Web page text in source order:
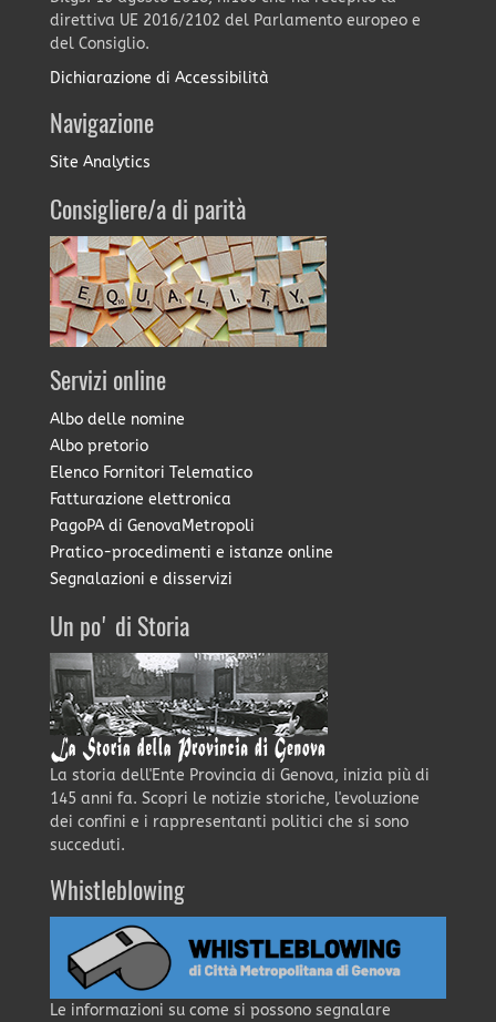
direttiva UE 2016/2102 del Parlamento europeo e
del Consiglio.
Dichiarazione di Accessibilità
Navigazione
Site Analytics
Consigliere/a di parità
Servizi online
Albo delle nomine
Albo pretorio
Elenco Fornitori Telematico
Fatturazione elettronica
PagoPA di GenovaMetropoli
Pratico-procedimenti e istanze online
Segnalazioni e disservizi
Un po' di Storia
La storia dell'Ente Provincia di Genova, inizia più di
145 anni fa. Scopri le notizie storiche, l'evoluzione
dei confini e i rappresentanti politici che si sono
succeduti.
Whistleblowing
Le informazioni su come si possono segnalare